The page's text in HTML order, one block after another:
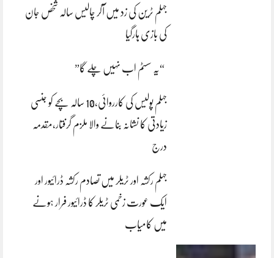
جہلم ٹرین کی زد میں آکر چالیس سالہ شخص جان
کی بازی ہارگیا
“یہ سسٹم اب نہیں چلے گا”
جہلم پولیس کی کارروائی،10 سالہ بچے کو جنسی
زیادتی کا نشانہ بنانے والا ملزم گرفتار،مقدمہ
درج
جہلم رکشہ اور ٹریلر میں تصادم رکشہ ڈرائیور اور
ایک عورت زخمی ٹریلر کا ڈرائیور فرار ہونے
میں کامیاب